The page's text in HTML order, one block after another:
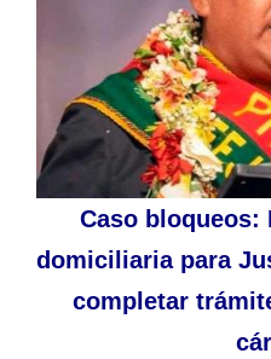
Caso bloqueos:
domiciliaria para
completar